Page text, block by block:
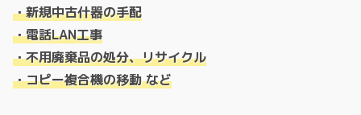
・新規中古什器の手配
・電話LAN工事
・不用廃棄品の処分、リサイクル
・コピー複合機の移動 など